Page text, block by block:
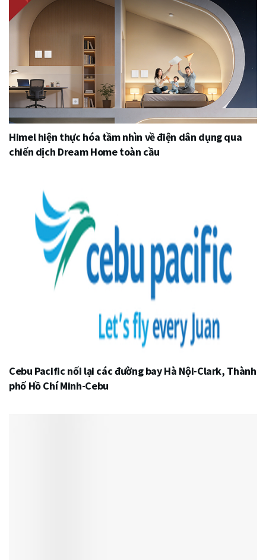
Himel hiện thực hóa tầm nhìn về điện dân dụng qua
chiến dịch Dream Home toàn cầu
Cebu Pacific nối lại các đường bay Hà Nội-Clark, Thành
phố Hồ Chí Minh-Cebu